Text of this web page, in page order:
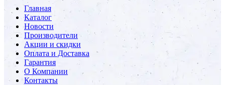
Главная
Каталог
Новости
Производители
Акции и скидки
Оплата и Доставка
Гарантия
О Компании
Контакты